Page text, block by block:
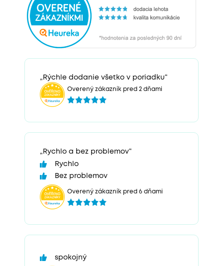
„Rýchle dodanie všetko v poriadku“
Overený zákazník pred 2 dňami
„Rychlo a bez problemov“
Rychlo
Bez problemov
Overený zákazník pred 6 dňami
spokojný